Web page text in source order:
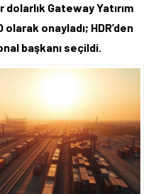
Gateway Yatırım
olarak onayladı; HDR’den
başkanı seçildi.